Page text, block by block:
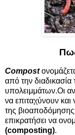
Compost
από την
υπολειμμάτων.Οι
να επιταχύνουν και
της
επικρατήσει να
(composting).